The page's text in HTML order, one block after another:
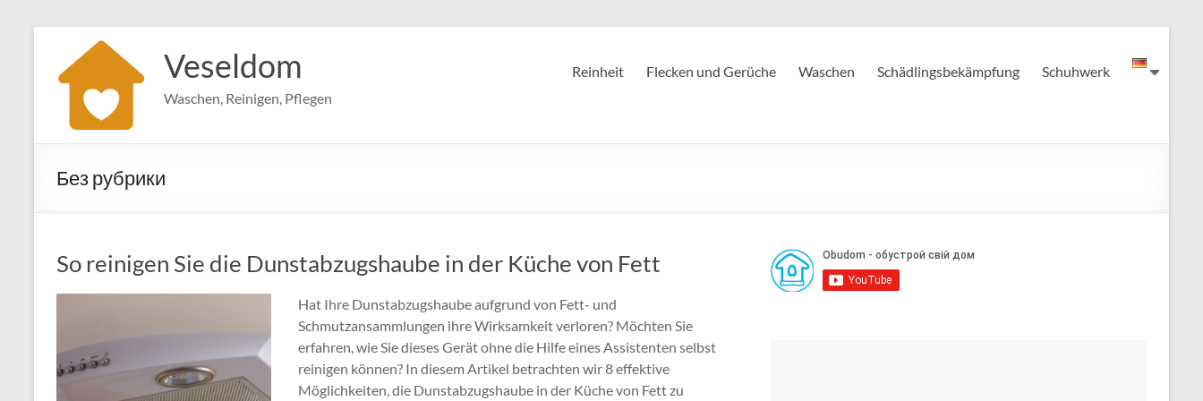
springen
Veseldom
Waschen, Reinigen, Pflegen
Reinheit Flecken und Gerüche Waschen Schädlingsbekämpfung Schuhwerk
Без рубрики
So reinigen Sie die Dunstabzugshaube in der Küche von Fett
Hat Ihre Dunstabzugshaube aufgrund von Fett- und
Schmutzansammlungen ihre Wirksamkeit verloren? Möchten Sie
erfahren, wie Sie dieses Gerät ohne die Hilfe eines Assistenten selbst
reinigen können? In diesem Artikel betrachten wir 8 effektive
Möglichkeiten, die Dunstabzugshaube in der Küche von Fett zu